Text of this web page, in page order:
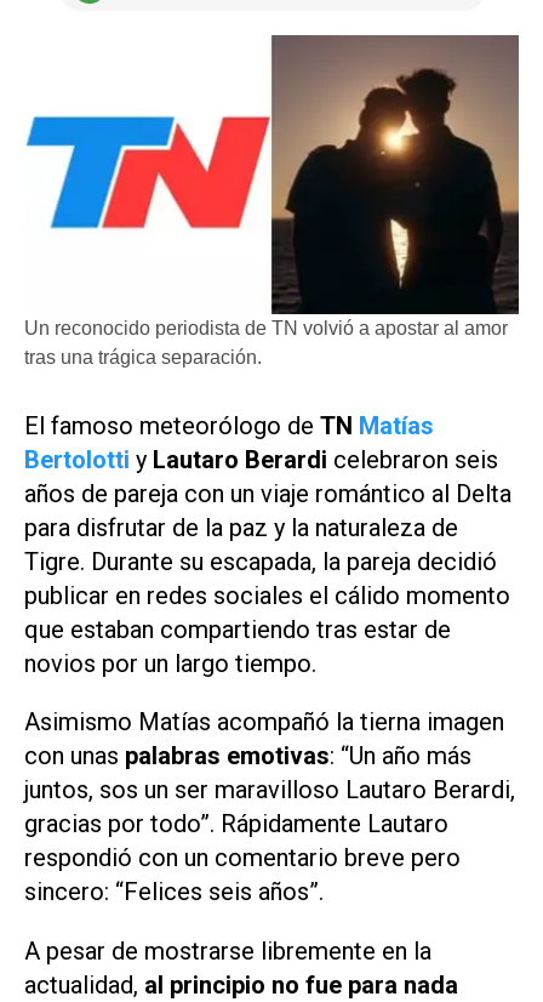
Un reconocido periodista de TN volvió a apostar al amor
tras una trágica separación.
El famoso meteorólogo de TN Matías
Bertolotti y Lautaro Berardi celebraron seis
años de pareja con un viaje romántico al Delta
para disfrutar de la paz y la naturaleza de
Tigre. Durante su escapada, la pareja decidió
publicar en redes sociales el cálido momento
que estaban compartiendo tras estar de
novios por un largo tiempo.
Asimismo Matías acompañó la tierna imagen
con unas palabras emotivas: “Un año más
juntos, sos un ser maravilloso Lautaro Berardi,
gracias por todo”. Rápidamente Lautaro
respondió con un comentario breve pero
sincero: “Felices seis años”.
A pesar de mostrarse libremente en la
actualidad, al principio no fue para nada